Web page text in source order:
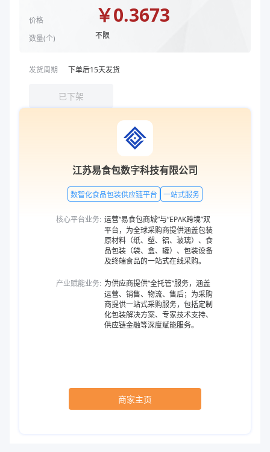
价格
数量(个)
￥0.3673
不限
发货周期 下单后15天发货
已下架
江苏易食包数字科技有限公司
数智化食品包装供应链平台 一站式服务
核心平台业务: 运营“易食包商城”与“EPAK跨境”双
平台，为全球采购商提供涵盖包装
原材料（纸、塑、铝、玻璃）、食
品包装（袋、盒、罐）、包装设备
及终端食品的一站式在线采购。
产业赋能业务: 为供应商提供“全托管”服务，涵盖
运营、销售、物流、售后；为采购
商提供一站式采购服务，包括定制
化包装解决方案、专家技术支持、
供应链金融等深度赋能服务。
商家主页